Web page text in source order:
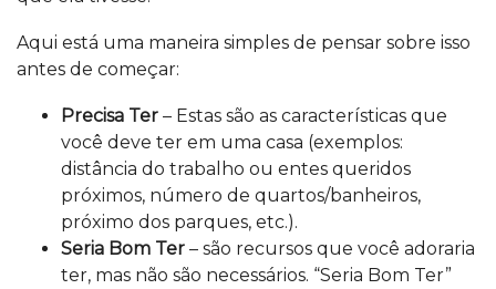
Aqui está uma maneira simples de pensar sobre isso
antes de começar:
Precisa Ter – Estas são as características que
você deve ter em uma casa (exemplos:
distância do trabalho ou entes queridos
próximos, número de quartos/banheiros,
próximo dos parques, etc.).
Seria Bom Ter – são recursos que você adoraria
ter, mas não são necessários. “Seria Bom Ter”